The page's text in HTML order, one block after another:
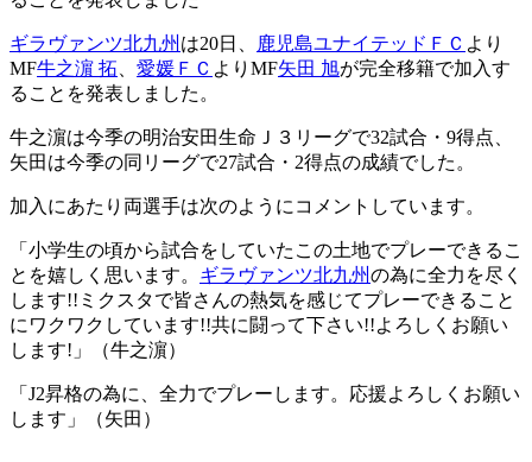
ギラヴァンツ北九州 は20日、 鹿児島ユナイテッドＦＣ より
MF牛之濵 拓 愛媛ＦＣ よりMF矢田 旭が完全移籍で加入す
ることを発表しました。
牛之濵は今季の明治安田生命Ｊ３リーグで32試合・9得点、
矢田は今季の同リーグで27試合・2得点の成績でした。
加入にあたり両選手は次のようにコメントしています。
「小学生の頃から試合をしていたこの土地でプレーできるこ
とを嬉しく思います。 ギラヴァンツ北九州の為に全力を尽く
します!!ミクスタで皆さんの熱気を感じてプレーできること
にワクワクしています!!共に闘って下さい!!よろしくお願い
します!」（牛之濵）
「J2昇格の為に、全力でプレーします。応援よろしくお願い
します」（矢田）